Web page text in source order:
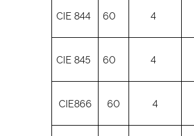
CIE 844 60 4
CIE 845 60 4
CIE866 60 4